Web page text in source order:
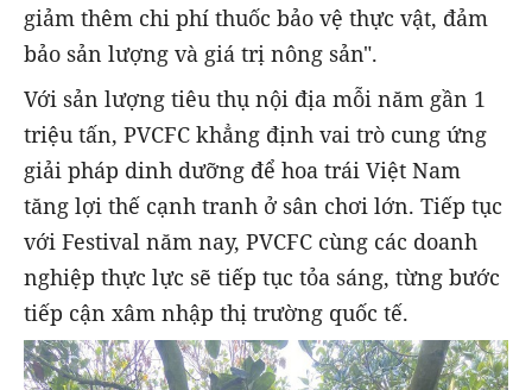
giảm thêm chi phí thuốc bảo vệ thực vật, đảm
bảo sản lượng và giá trị nông sản".
Với sản lượng tiêu thụ nội địa mỗi năm gần 1
triệu tấn, PVCFC khẳng định vai trò cung ứng
giải pháp dinh dưỡng để hoa trái Việt Nam
tăng lợi thế cạnh tranh ở sân chơi lớn. Tiếp tục
với Festival năm nay, PVCFC cùng các doanh
nghiệp thực lực sẽ tiếp tục tỏa sáng, từng bước
tiếp cận xâm nhập thị trường quốc tế.